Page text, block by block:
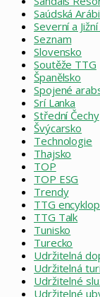
Saúdská
Severní a
Seznam
Slovensko
Soutěže TTG
Španělsko
Spojené
Srí Lanka
Střední Čechy
Švýcarsko
Technologie
Thajsko
TOP
TOP ESG
Trendy
TTG
TTG Talk
Tunisko
Turecko
Udržitelná
Udržitelná
Udržitelné
Udržitelné